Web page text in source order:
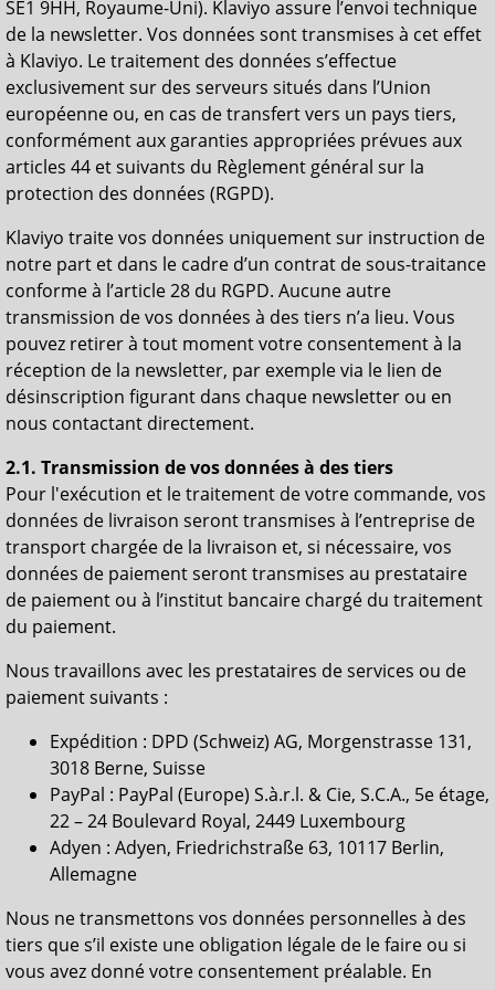
SE1 9HH, Royaume-Uni). Klaviyo assure l’envoi technique
de la newsletter. Vos données sont transmises à cet effet
à Klaviyo. Le traitement des données s’effectue
exclusivement sur des serveurs situés dans l’Union
européenne ou, en cas de transfert vers un pays tiers,
conformément aux garanties appropriées prévues aux
articles 44 et suivants du Règlement général sur la
protection des données (RGPD).
Klaviyo traite vos données uniquement sur instruction de
notre part et dans le cadre d’un contrat de sous-traitance
conforme à l’article 28 du RGPD. Aucune autre
transmission de vos données à des tiers n’a lieu. Vous
pouvez retirer à tout moment votre consentement à la
réception de la newsletter, par exemple via le lien de
désinscription figurant dans chaque newsletter ou en
nous contactant directement.
2.1. Transmission de vos données à des tiers
Pour l'exécution et le traitement de votre commande, vos
données de livraison seront transmises à l’entreprise de
transport chargée de la livraison et, si nécessaire, vos
données de paiement seront transmises au prestataire
de paiement ou à l’institut bancaire chargé du traitement
du paiement.
Nous travaillons avec les prestataires de services ou de
paiement suivants :
Expédition : DPD (Schweiz) AG, Morgenstrasse 131,
3018 Berne, Suisse
PayPal : PayPal (Europe) S.à.r.l. & Cie, S.C.A., 5e étage,
22 – 24 Boulevard Royal, 2449 Luxembourg
Adyen : Adyen, Friedrichstraße 63, 10117 Berlin,
Allemagne
Nous ne transmettons vos données personnelles à des
tiers que s’il existe une obligation légale de le faire ou si
vous avez donné votre consentement préalable. En